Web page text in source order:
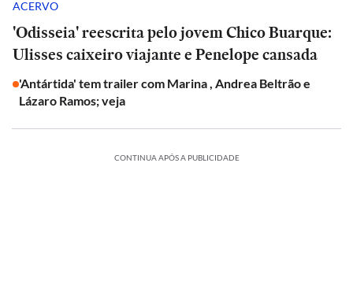
ACERVO
'Odisseia' reescrita pelo jovem Chico Buarque:
Ulisses caixeiro viajante e Penelope cansada
'Antártida' tem trailer com Marina , Andrea Beltrão e
Lázaro Ramos; veja
CONTINUA APÓS A PUBLICIDADE